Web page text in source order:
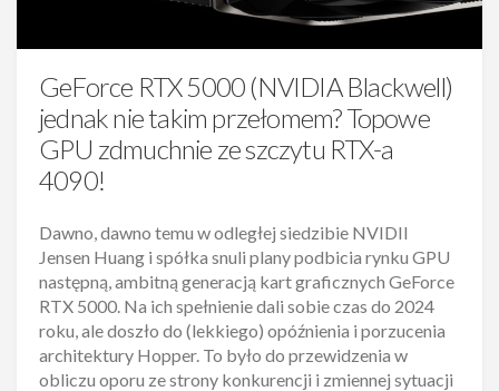
GeForce RTX 5000 (NVIDIA Blackwell)
jednak nie takim przełomem? Topowe
GPU zdmuchnie ze szczytu RTX-a
4090!
Dawno, dawno temu w odległej siedzibie NVIDII
Jensen Huang i spółka snuli plany podbicia rynku GPU
następną, ambitną generacją kart graficznych GeForce
RTX 5000. Na ich spełnienie dali sobie czas do 2024
roku, ale doszło do (lekkiego) opóźnienia i porzucenia
architektury Hopper. To było do przewidzenia w
obliczu oporu ze strony konkurencji i zmiennej sytuacji